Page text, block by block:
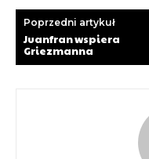
Poprzedni artykuł
Juanfran wspiera
Griezmanna